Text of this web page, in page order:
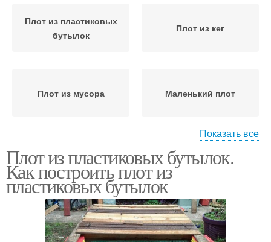
Плот из пластиковых
бутылок
Плот из кег
Плот из мусора Маленький плот
Плот из канистр Самодельный плот
Показать все
Плот из пластиковых бутылок.
Как построить плот из
пластиковых бутылок